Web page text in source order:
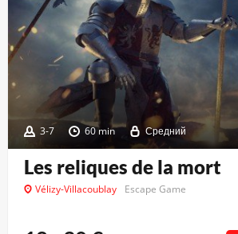
3-7 60 min Средний
Les reliques de la mort
Vélizy-Villacoublay Escape Game